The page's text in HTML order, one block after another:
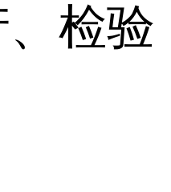
检验